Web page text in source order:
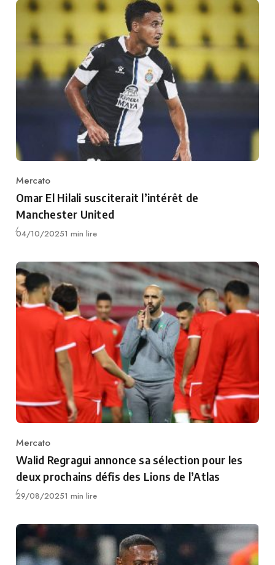
Category
Mercato
Omar El Hilali susciterait l’intérêt de
Manchester United
Publié
04/10/20251 min lire
Category
Mercato
Walid Regragui annonce sa sélection pour les
deux prochains défis des Lions de l’Atlas
Publié
29/08/20251 min lire